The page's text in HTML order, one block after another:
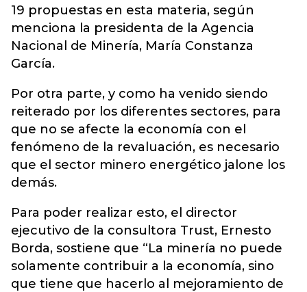
19 propuestas en esta materia, según
menciona la presidenta de la Agencia
Nacional de Minería, María Constanza
García.
Por otra parte, y como ha venido siendo
reiterado por los diferentes sectores, para
que no se afecte la economía con el
fenómeno de la revaluación, es necesario
que el sector minero energético jalone los
demás.
Para poder realizar esto, el director
ejecutivo de la consultora Trust, Ernesto
Borda, sostiene que “La minería no puede
solamente contribuir a la economía, sino
que tiene que hacerlo al mejoramiento de